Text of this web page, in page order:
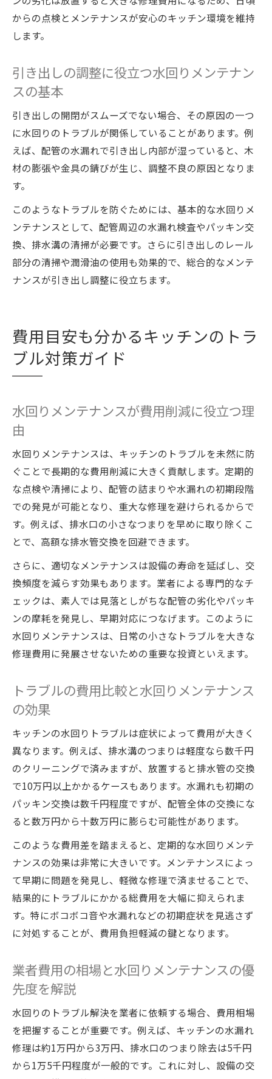
からの点検とメンテナンスが安心のキッチン環境を維持
します。
引き出しの調整に役立つ水回りメンテナン
スの基本
引き出しの開閉がスムーズでない場合、その原因の一つ
に水回りのトラブルが関係していることがあります。例
えば、配管の水漏れで引き出し内部が湿っていると、木
材の膨張や金具の錆びが生じ、調整不良の原因となりま
す。
このようなトラブルを防ぐためには、基本的な水回りメ
ンテナンスとして、配管周辺の水漏れ検査やパッキン交
換、排水溝の清掃が必要です。さらに引き出しのレール
部分の清掃や潤滑油の使用も効果的で、総合的なメンテ
ナンスが引き出し調整に役立ちます。
費用目安も分かるキッチンのトラ
ブル対策ガイド
水回りメンテナンスが費用削減に役立つ理
由
水回りメンテナンスは、キッチンのトラブルを未然に防
ぐことで長期的な費用削減に大きく貢献します。定期的
な点検や清掃により、配管の詰まりや水漏れの初期段階
での発見が可能となり、重大な修理を避けられるからで
す。例えば、排水口の小さなつまりを早めに取り除くこ
とで、高額な排水管交換を回避できます。
さらに、適切なメンテナンスは設備の寿命を延ばし、交
換頻度を減らす効果もあります。業者による専門的なチ
ェックは、素人では見落としがちな配管の劣化やパッキ
ンの摩耗を発見し、早期対応につなげます。このように
水回りメンテナンスは、日常の小さなトラブルを大きな
修理費用に発展させないための重要な投資といえます。
トラブルの費用比較と水回りメンテナンス
の効果
キッチンの水回りトラブルは症状によって費用が大きく
異なります。例えば、排水溝のつまりは軽度なら数千円
のクリーニングで済みますが、放置すると排水管の交換
で10万円以上かかるケースもあります。水漏れも初期の
パッキン交換は数千円程度ですが、配管全体の交換にな
ると数万円から十数万円に膨らむ可能性があります。
このような費用差を踏まえると、定期的な水回りメンテ
ナンスの効果は非常に大きいです。メンテナンスによっ
て早期に問題を発見し、軽微な修理で済ませることで、
結果的にトラブルにかかる総費用を大幅に抑えられま
す。特にボコボコ音や水漏れなどの初期症状を見逃さず
に対処することが、費用負担軽減の鍵となります。
業者費用の相場と水回りメンテナンスの優
先度を解説
水回りのトラブル解決を業者に依頼する場合、費用相場
を把握することが重要です。例えば、キッチンの水漏れ
修理は約1万円から3万円、排水口のつまり除去は5千円
から1万5千円程度が一般的です。これに対し、設備の交